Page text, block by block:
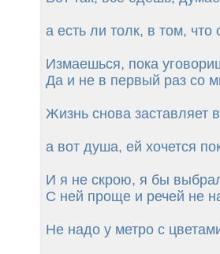
а есть ли толк, в том, что
Измаешься, пока
Да и не в первый раз со
Жизнь снова заставляет
а вот душа, ей хочется
И я не скрою, я бы
С ней проще и речей не
Не надо у метро с